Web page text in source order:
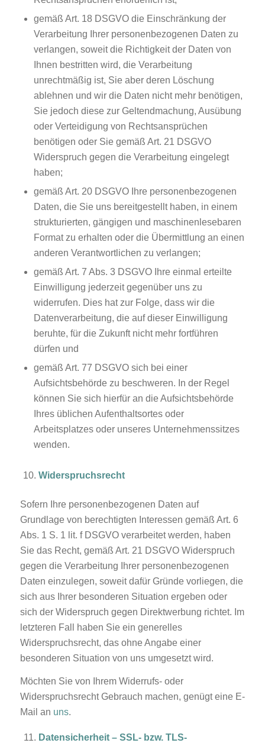
gemäß Art. 18 DSGVO die Einschränkung der
Verarbeitung Ihrer personenbezogenen Daten zu
verlangen, soweit die Richtigkeit der Daten von
Ihnen bestritten wird, die Verarbeitung
unrechtmäßig ist, Sie aber deren Löschung
ablehnen und wir die Daten nicht mehr benötigen,
Sie jedoch diese zur Geltendmachung, Ausübung
oder Verteidigung von Rechtsansprüchen
benötigen oder Sie gemäß Art. 21 DSGVO
Widerspruch gegen die Verarbeitung eingelegt
haben;
gemäß Art. 20 DSGVO Ihre personenbezogenen
Daten, die Sie uns bereitgestellt haben, in einem
strukturierten, gängigen und maschinenlesebaren
Format zu erhalten oder die Übermittlung an einen
anderen Verantwortlichen zu verlangen;
gemäß Art. 7 Abs. 3 DSGVO Ihre einmal erteilte
Einwilligung jederzeit gegenüber uns zu
widerrufen. Dies hat zur Folge, dass wir die
Datenverarbeitung, die auf dieser Einwilligung
beruhte, für die Zukunft nicht mehr fortführen
dürfen und
gemäß Art. 77 DSGVO sich bei einer
Aufsichtsbehörde zu beschweren. In der Regel
können Sie sich hierfür an die Aufsichtsbehörde
Ihres üblichen Aufenthaltsortes oder
Arbeitsplatzes oder unseres Unternehmenssitzes
wenden.
Widerspruchsrecht
Sofern Ihre personenbezogenen Daten auf
Grundlage von berechtigten Interessen gemäß Art. 6
Abs. 1 S. 1 lit. f DSGVO verarbeitet werden, haben
Sie das Recht, gemäß Art. 21 DSGVO Widerspruch
gegen die Verarbeitung Ihrer personenbezogenen
Daten einzulegen, soweit dafür Gründe vorliegen, die
sich aus Ihrer besonderen Situation ergeben oder
sich der Widerspruch gegen Direktwerbung richtet. Im
letzteren Fall haben Sie ein generelles
Widerspruchsrecht, das ohne Angabe einer
besonderen Situation von uns umgesetzt wird.
Möchten Sie von Ihrem Widerrufs- oder
Widerspruchsrecht Gebrauch machen, genügt eine E-
Mail an uns.
Datensicherheit – SSL- bzw. TLS-